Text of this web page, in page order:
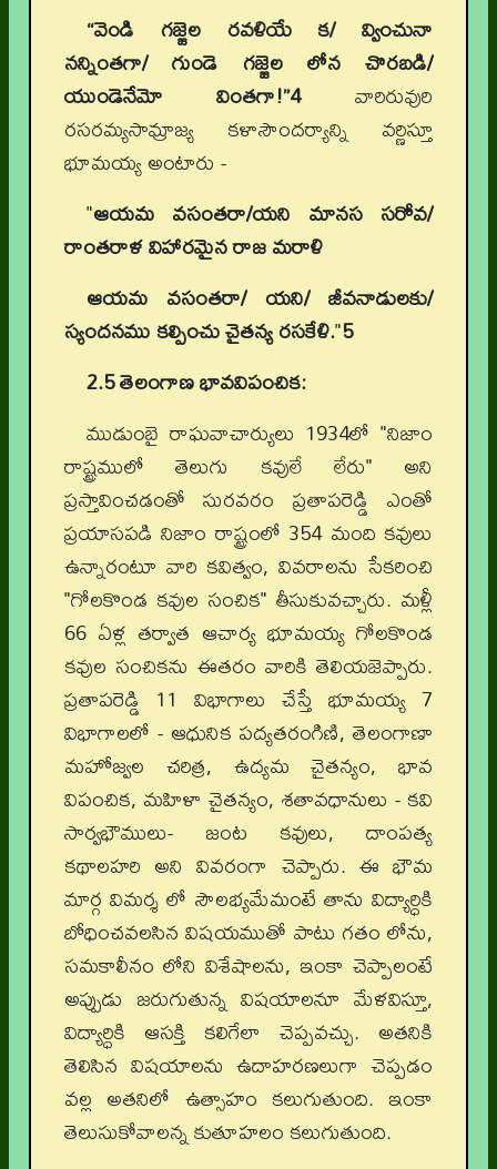
“వెండి గజ్జెల రవళియే క/ వ్వించునా
నన్నింతగా/ గుండె గజ్జెల లోన చొరబడి/
యుండెనేమో వింతగా!”4వారిరువురి
రసరమ్యసామ్రాజ్య కళాసౌందర్యాన్ని వర్ణిస్తూ
భూమయ్య అంటారు -
"ఆయమ వసంతరా/యని మానస సరోవ/
రాంతరాళ విహారమైన రాజ మరాళి
ఆయమ వసంతరా/ యని/ జీవనాడులకు/
స్యందనము కల్పించు చైతన్య రసకేళి."5
2.5 తెలంగాణ భావవిపంచిక:
ముడుంబై రాఘవాచార్యులు 1934లో "నిజాం
రాష్ట్రములో తెలుగు కవులే లేరు" అని
ప్రస్తావించడంతో సురవరం ప్రతాపరెడ్డి ఎంతో
ప్రయాసపడి నిజాం రాష్ట్రంలో 354 మంది కవులు
ఉన్నారంటూ వారి కవిత్వం, వివరాలను సేకరించి
"గోలకొండ కవుల సంచిక" తీసుకువచ్చారు. మళ్లీ
66 ఏళ్ల తర్వాత ఆచార్య భూమయ్య గోలకొండ
కవుల సంచికను ఈతరం వారికి తెలియజెప్పారు.
ప్రతాపరెడ్డి 11 విభాగాలు చేస్తే భూమయ్య 7
విభాగాలలో - ఆధునిక పద్యతరంగిణి, తెలంగాణా
మహోజ్వల చరిత్ర, ఉద్యమ చైతన్యం, భావ
విపంచిక, మహిళా చైతన్యం, శతావధానులు - కవి
సార్వభౌములు- జంట కవులు, దాంపత్య
కథాలహరి అని వివరంగా చెప్పారు. ఈ భౌమ
మార్గ విమర్శ లో సౌలభ్యమేమంటే తాను విద్యార్ధికి
బోధించవలసిన విషయముతో పాటు గతం లోను,
సమకాలీనం లోని విశేషాలను, ఇంకా చెప్పాలంటే
అప్పుడు జరుగుతున్న విషయాలనూ మేళవిస్తూ,
విద్యార్ధికి ఆసక్తి కలిగేలా చెప్పవచ్చు. అతనికి
తెలిసిన విషయాలను ఉదాహరణలుగా చెప్పడం
వల్ల అతనిలో ఉత్సాహం కలుగుతుంది. ఇంకా
తెలుసుకోవాలన్న కుతూహలం కలుగుతుంది.